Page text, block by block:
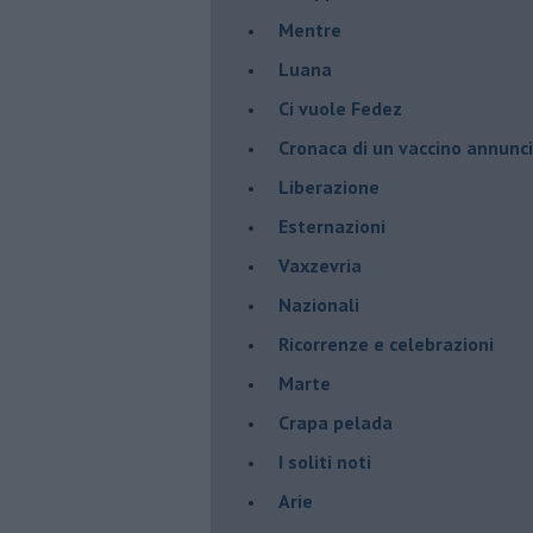
​Mentre
Luana
​Ci vuole Fedez
​Cronaca di un vaccino
​Liberazione
Esternazioni
Vaxzevria
Nazionali
​Ricorrenze e celebrazioni
Marte
​Crapa pelada
​I soliti noti
Arie